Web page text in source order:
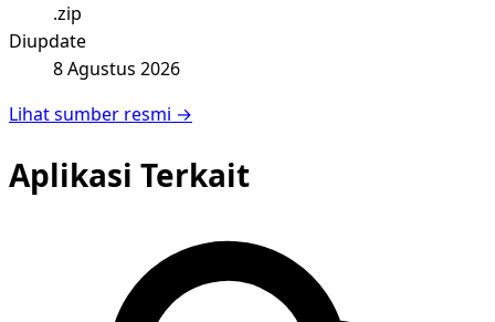
.zip
Diupdate
8 Agustus 2026
Lihat sumber resmi →
Aplikasi Terkait